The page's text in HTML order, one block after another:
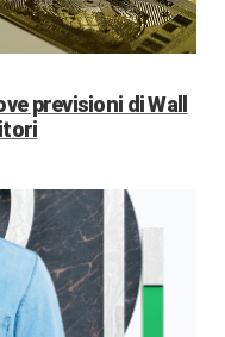
previsioni di Wall